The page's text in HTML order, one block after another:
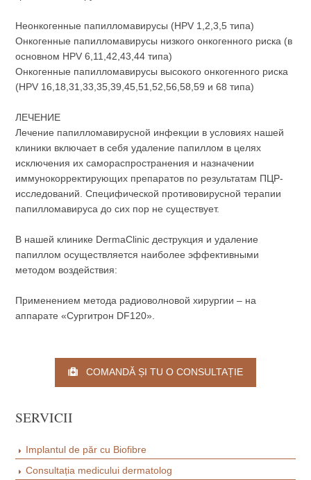
Неонкогенные папилломавирусы (HPV 1,2,3,5 типа)
Онкогенные папилломавирусы низкого онкогенного риска (в
основном HPV 6,11,42,43,44 типа)
Онкогенные папилломавирусы высокого онкогенного риска
(HPV 16,18,31,33,35,39,45,51,52,56,58,59 и 68 типа)
ЛЕЧЕНИЕ
Лечение папилломавирусной инфекции в условиях нашей
клиники включает в себя удаление папиллом в целях
исключения их самораспространения и назначении
иммунокорректирующих препаратов по результатам ПЦР-
исследований. Специфической противовирусной терапии
папилломавируса до сих пор не существует.
В нашей клинике DermaClinic деструкция и удаление
папиллом осуществляется наиболее эффективными
методом воздействия:
Применением метода радиоволновой хирургии – на
аппарате «Сургитрон DF120».
COMANDĂ ȘI TU O CONSULTAȚIE
SERVICII
Implantul de păr cu Biofibre
Consultația medicului dermatolog